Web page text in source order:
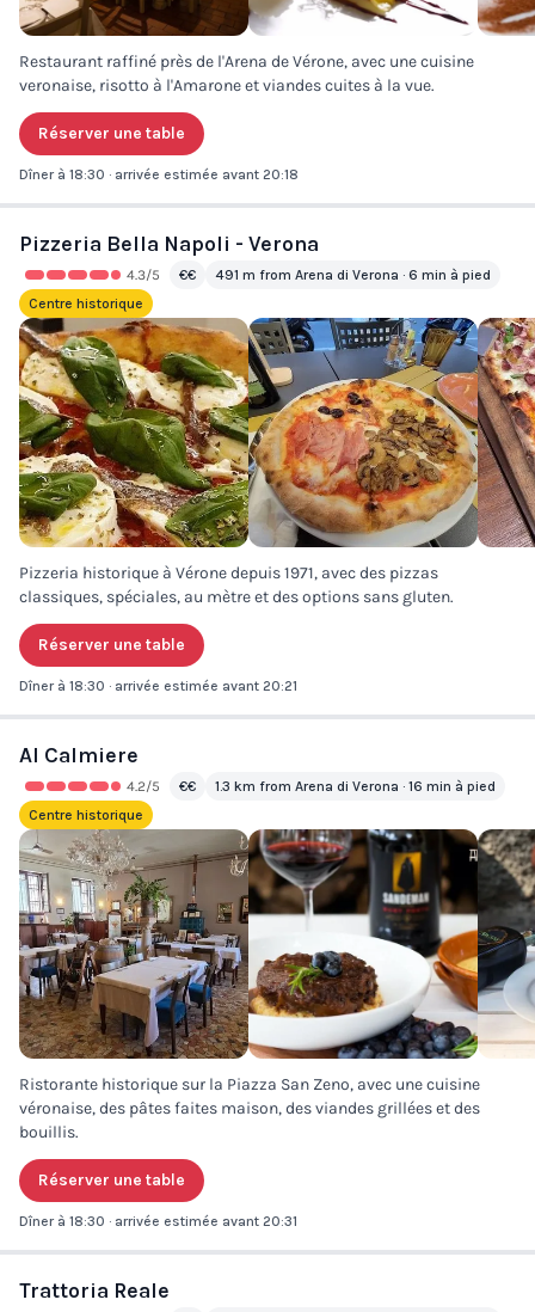
Restaurant raffiné près de l'Arena de Vérone, avec une cuisine
veronaise, risotto à l'Amarone et viandes cuites à la vue.
Réserver une table
Dîner à 18:30 · arrivée estimée avant 20:18
Pizzeria Bella Napoli - Verona
4.3/5 €€
491 m from Arena di Verona · 6 min à pied
Centre historique
Pizzeria historique à Vérone depuis 1971, avec des pizzas
classiques, spéciales, au mètre et des options sans gluten.
Réserver une table
Dîner à 18:30 · arrivée estimée avant 20:21
Al Calmiere
4.2/5 €€
1.3 km from Arena di Verona · 16 min à pied
Centre historique
Ristorante historique sur la Piazza San Zeno, avec une cuisine
véronaise, des pâtes faites maison, des viandes grillées et des
bouillis.
Réserver une table
Dîner à 18:30 · arrivée estimée avant 20:31
Trattoria Reale